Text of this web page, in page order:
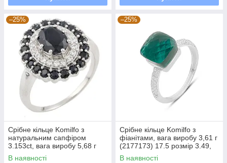
–25%
Срібне кільце Komilfo з
натуральним сапфіром
3.153ct, вага виробу 5,68 г
(0468839) 19 розмір 6.58, 18
В наявності
–25%
Срібне кільце Komilfo з
фіанітами, вага виробу 3,61 г
(2177173) 17.5 розмір 3.49,
18
В наявності